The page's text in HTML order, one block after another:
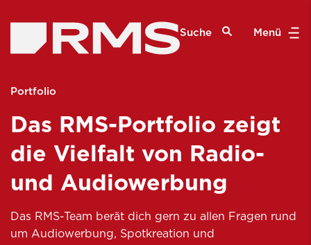
Suche Menü
Portfolio
Das RMS-Portfolio zeigt
die Vielfalt von Radio-
und Audiowerbung
Das RMS-Team berät dich gern zu allen Fragen rund
um Audiowerbung, Spotkreation und